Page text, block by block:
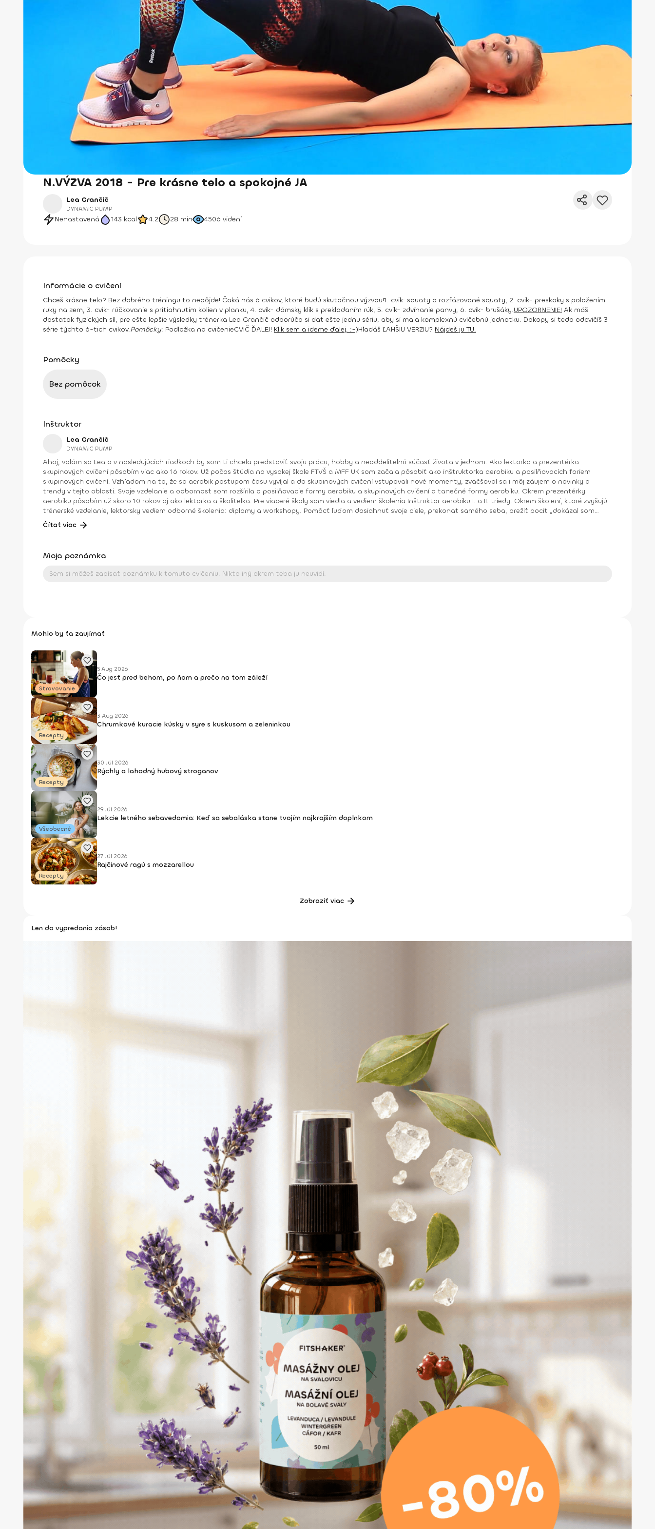
N.VÝZVA 2018 - Pre krásne telo a spokojné JA
Lea Grančič
DYNAMIC PUMP
Nenastavená 143 kcal 4.2 28 min 4506 videní
Informácie o cvičení
Chceš krásne telo? Bez dobrého tréningu to nepôjde! Čaká nás 6 cvikov, ktoré budú skutočnou výzvou!1. cvik: squaty a rozfázované squaty, 2. cvik- preskoky s položením
ruky na zem, 3. cvik- rúčkovanie s pritiahnutím kolien v planku, 4. cvik- dámsky klik s prekladaním rúk, 5. cvik- zdvíhanie panvy, 6. cvik- brušáky.UPOZORNENIE! Ak máš
dostatok fyzických síl, pre ešte lepšie výsledky trénerka Lea Grančič odporúča si dať ešte jednu sériu, aby si mala komplexnú cvičebnú jednotku. Dokopy si teda odcvičíš 3
série týchto 6-tich cvikov.Pomôcky: Podložka na cvičenieCVIČ ĎALEJ! Klik sem a ideme ďalej. :-)Hľadáš ĽAHŠIU VERZIU? Nájdeš ju TU.
Pomôcky
Bez pomôcok
Inštruktor
Lea Grančič
DYNAMIC PUMP
Ahoj, volám sa Lea a v nasledujúcich riadkoch by som ti chcela predstaviť svoju prácu, hobby a neoddeliteľnú súčasť života v jednom. Ako lektorka a prezentérka
skupinových cvičení pôsobím viac ako 16 rokov. Už počas štúdia na vysokej škole FTVŠ a MFF UK som začala pôsobiť ako inštruktorka aerobiku a posilňovacích foriem
skupinových cvičení. Vzhľadom na to, že sa aerobik postupom času vyvíjal a do skupinových cvičení vstupovali nové momenty, zväčšoval sa i môj záujem o novinky a
trendy v tejto oblasti. Svoje vzdelanie a odbornosť som rozšírila o posilňovacie formy aerobiku a skupinových cvičení a tanečné formy aerobiku. Okrem prezentérky
aerobiku pôsobím už skoro 10 rokov aj ako lektorka a školiteľka. Pre viaceré školy som viedla a vediem školenia Inštruktor aerobiku I. a II. triedy. Okrem školení, ktoré zvyšujú
trénerské vzdelanie, lektorsky vediem odborné školenia: diplomy a workshopy. Pomôcť ľuďom dosiahnuť svoje ciele, prekonať samého seba, prežiť pocit „dokázal som
to“... to sú momenty, ktoré sú pre mňa nenahraditeľné. Dosiahnuté vzdelanie: Inštruktor IFAA Licencia A Inštruktor 1. triedy aerobiku SZRTVS Step diplom, Body work
Čítať viac
Moja poznámka
Mohlo by ťa zaujímať
Stravovanie
5 Aug 2026
Čo jesť pred behom, po ňom a prečo na tom záleží
Recepty
3 Aug 2026
Chrumkavé kuracie kúsky v syre s kuskusom a zeleninkou
Recepty
30 Júl 2026
Rýchly a lahodný hubový stroganov
Všeobecné
29 Júl 2026
Lekcie letného sebavedomia: Keď sa sebaláska stane tvojím najkrajším doplnkom
Recepty
27 Júl 2026
Rajčinové ragú s mozzarellou
Zobraziť viac
Len do vypredania zásob!